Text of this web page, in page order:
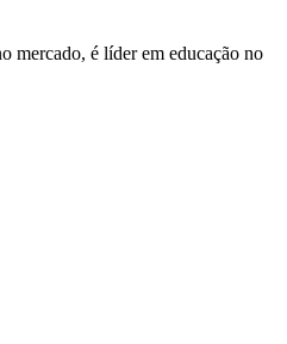
mercado, é líder em educação no